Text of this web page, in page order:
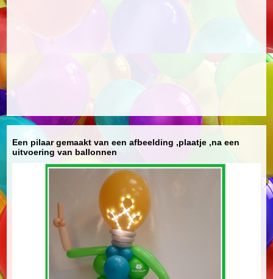
Een pilaar gemaakt van een afbeelding ,plaatje ,na een
uitvoering van ballonnen